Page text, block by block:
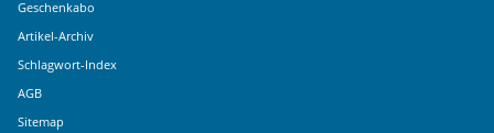
Geschenkabo
Artikel-Archiv
Schlagwort-Index
AGB
Sitemap